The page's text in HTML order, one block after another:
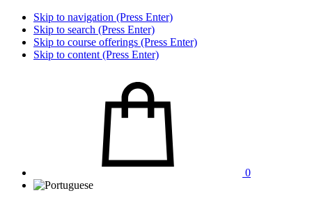
Skip to navigation (Press Enter)
Skip to search (Press Enter)
Skip to course offerings (Press Enter)
Skip to content (Press Enter)
0